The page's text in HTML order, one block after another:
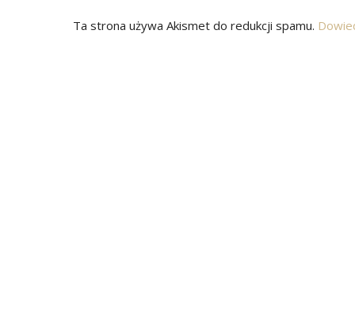
Ta strona używa Akismet do redukcji spamu.